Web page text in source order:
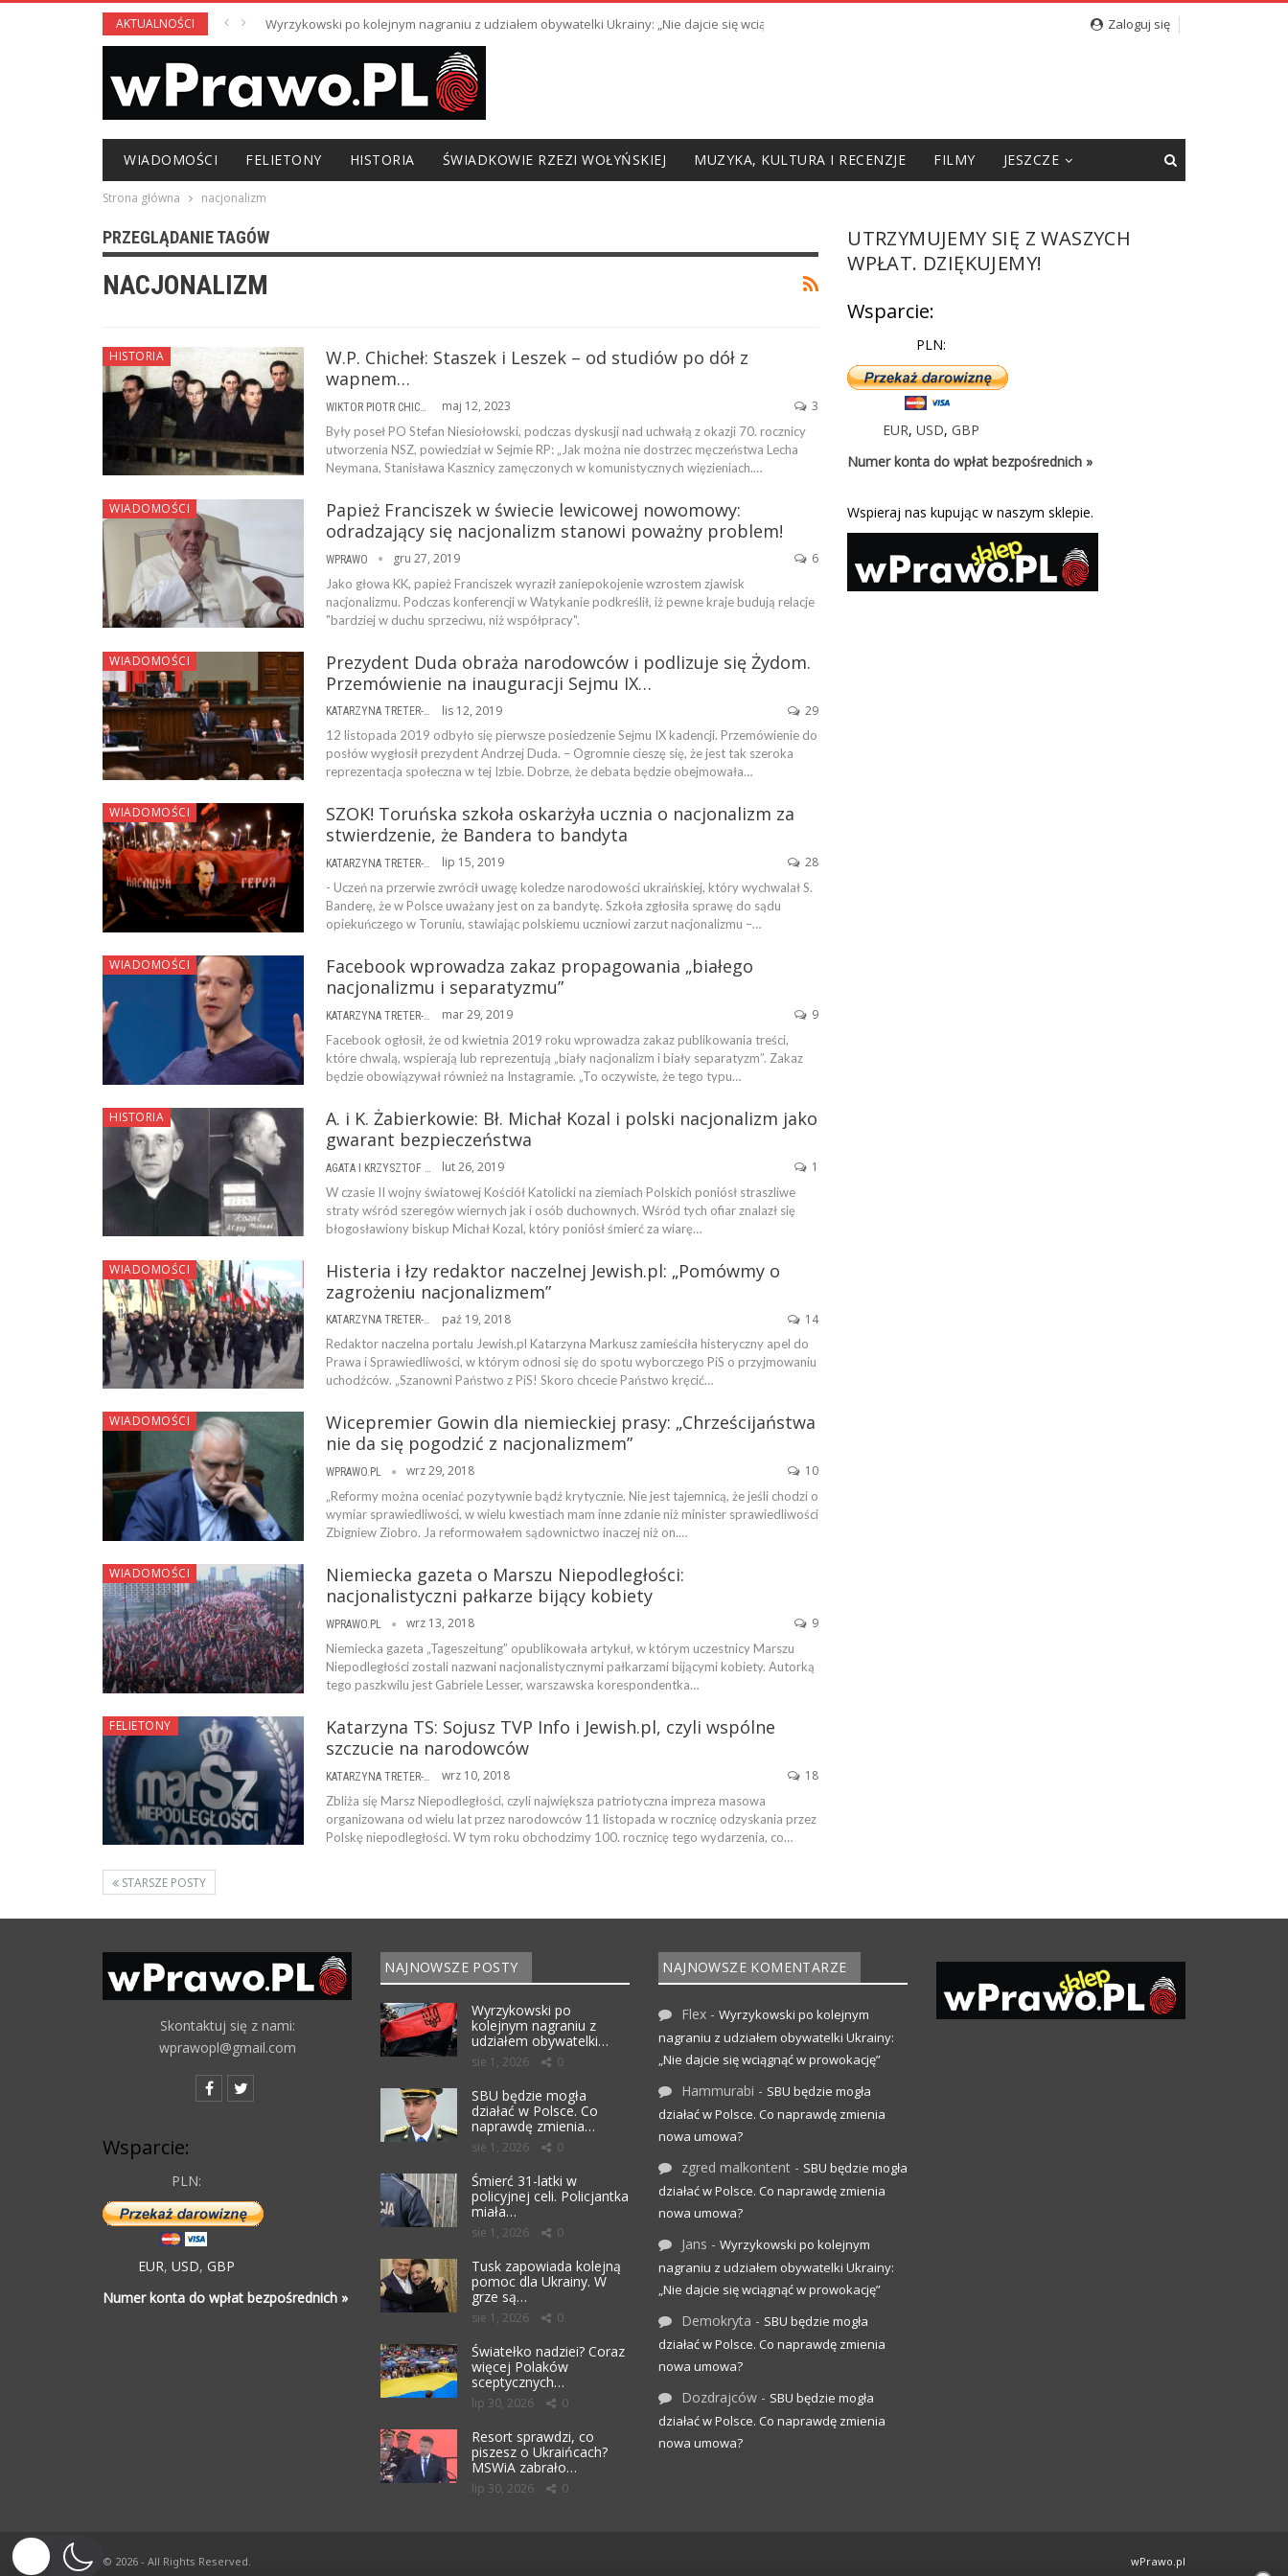
AKTUALNOŚCI Wyrzykowski po kolejnym nagraniu z udziałem obywatelki Ukrainy: „Nie dajcie się wciągnąć w prowokację” Zaloguj się
WIADOMOŚCI FELIETONY HISTORIA ŚWIADKOWIE RZEZI WOŁYŃSKIEJ MUZYKA, KULTURA I RECENZJE FILMY JESZCZE
Strona główna nacjonalizm
PRZEGLĄDANIE TAGÓW
NACJONALIZM
HISTORIA
W.P. Chicheł: Staszek i Leszek – od studiów po dół z
wapnem…
maj 12, 2023 3
Były poseł PO Stefan Niesiołowski, podczas dyskusji nad uchwałą z okazji 70. rocznicy
utworzenia NSZ, powiedział w Sejmie RP: „Jak można nie dostrzec męczeństwa Lecha
Neymana, Stanisława Kasznicy zamęczonych w komunistycznych więzieniach.…
WIADOMOŚCI
Papież Franciszek w świecie lewicowej nowomowy:
odradzający się nacjonalizm stanowi poważny problem!
WPRAWO gru 27, 2019 6
Jako głowa KK, papież Franciszek wyraził zaniepokojenie wzrostem zjawisk
nacjonalizmu. Podczas konferencji w Watykanie podkreślił, iż pewne kraje budują relacje
"bardziej w duchu sprzeciwu, niż współpracy".
WIADOMOŚCI
Prezydent Duda obraża narodowców i podlizuje się Żydom.
Przemówienie na inauguracji Sejmu IX…
KATARZYNA TRETER-SIERPIŃSKA lis 12, 2019 29
12 listopada 2019 odbyło się pierwsze posiedzenie Sejmu IX kadencji. Przemówienie do
posłów wygłosił prezydent Andrzej Duda. – Ogromnie cieszę się, że jest tak szeroka
reprezentacja społeczna w tej Izbie. Dobrze, że debata będzie obejmowała…
WIADOMOŚCI
SZOK! Toruńska szkoła oskarżyła ucznia o nacjonalizm za
stwierdzenie, że Bandera to bandyta
KATARZYNA TRETER-SIERPIŃSKA lip 15, 2019 28
- Uczeń na przerwie zwrócił uwagę koledze narodowości ukraińskiej, który wychwalał S.
Banderę, że w Polsce uważany jest on za bandytę. Szkoła zgłosiła sprawę do sądu
opiekuńczego w Toruniu, stawiając polskiemu uczniowi zarzut nacjonalizmu –…
WIADOMOŚCI
Facebook wprowadza zakaz propagowania „białego
nacjonalizmu i separatyzmu”
KATARZYNA TRETER-SIERPIŃSKA mar 29, 2019 9
Facebook ogłosił, że od kwietnia 2019 roku wprowadza zakaz publikowania treści,
które chwalą, wspierają lub reprezentują „biały nacjonalizm i biały separatyzm”. Zakaz
będzie obowiązywał również na Instagramie. „To oczywiste, że tego typu…
HISTORIA
A. i K. Żabierkowie: Bł. Michał Kozal i polski nacjonalizm jako
gwarant bezpieczeństwa
lut 26, 2019 1
W czasie II wojny światowej Kościół Katolicki na ziemiach Polskich poniósł straszliwe
straty wśród szeregów wiernych jak i osób duchownych. Wśród tych ofiar znalazł się
błogosławiony biskup Michał Kozal, który poniósł śmierć za wiarę…
WIADOMOŚCI
Histeria i łzy redaktor naczelnej Jewish.pl: „Pomówmy o
zagrożeniu nacjonalizmem”
KATARZYNA TRETER-SIERPIŃSKA paź 19, 2018 14
Redaktor naczelna portalu Jewish.pl Katarzyna Markusz zamieściła histeryczny apel do
Prawa i Sprawiedliwości, w którym odnosi się do spotu wyborczego PiS o przyjmowaniu
uchodźców. „Szanowni Państwo z PiS! Skoro chcecie Państwo kręcić…
WIADOMOŚCI
Wicepremier Gowin dla niemieckiej prasy: „Chrześcijaństwa
nie da się pogodzić z nacjonalizmem”
WPRAWO.PL wrz 29, 2018 10
„Reformy można oceniać pozytywnie bądź krytycznie. Nie jest tajemnicą, że jeśli chodzi o
wymiar sprawiedliwości, w wielu kwestiach mam inne zdanie niż minister sprawiedliwości
Zbigniew Ziobro. Ja reformowałem sądownictwo inaczej niż on.…
WIADOMOŚCI
Niemiecka gazeta o Marszu Niepodległości:
nacjonalistyczni pałkarze bijący kobiety
WPRAWO.PL wrz 13, 2018 9
Niemiecka gazeta „Tageszeitung” opublikowała artykuł, w którym uczestnicy Marszu
Niepodległości zostali nazwani nacjonalistycznymi pałkarzami bijącymi kobiety. Autorką
tego paszkwilu jest Gabriele Lesser, warszawska korespondentka…
FELIETONY
Katarzyna TS: Sojusz TVP Info i Jewish.pl, czyli wspólne
szczucie na narodowców
KATARZYNA TRETER-SIERPIŃSKA wrz 10, 2018 18
Zbliża się Marsz Niepodległości, czyli największa patriotyczna impreza masowa
organizowana od wielu lat przez narodowców 11 listopada w rocznicę odzyskania przez
Polskę niepodległości. W tym roku obchodzimy 100. rocznicę tego wydarzenia, co…
STARSZE POSTY
UTRZYMUJEMY SIĘ Z WASZYCH
WPŁAT. DZIĘKUJEMY!
Wsparcie:
PLN:
EUR,USD,GBP
Numer konta do wpłat bezpośrednich »
Wspieraj nas kupując w naszym sklepie.
Skontaktuj się z nami:
wprawopl@gmail.com
Wsparcie:
PLN:
EUR, USD, GBP
Numer konta do wpłat bezpośrednich »
NAJNOWSZE POSTY
Wyrzykowski po
kolejnym nagraniu z
udziałem obywatelki…
sie 1, 2026 0
SBU będzie mogła
działać w Polsce. Co
naprawdę zmienia…
sie 1, 2026 0
Śmierć 31-latki w
policyjnej celi. Policjantka
miała…
sie 1, 2026 0
Tusk zapowiada kolejną
pomoc dla Ukrainy. W
grze są…
sie 1, 2026 0
Światełko nadziei? Coraz
więcej Polaków
sceptycznych…
lip 30, 2026 0
Resort sprawdzi, co
piszesz o Ukraińcach?
MSWiA zabrało…
lip 30, 2026 0
NAJNOWSZE KOMENTARZE
Flex - Wyrzykowski po kolejnym
nagraniu z udziałem obywatelki Ukrainy:
„Nie dajcie się wciągnąć w prowokację”
Hammurabi - SBU będzie mogła
działać w Polsce. Co naprawdę zmienia
nowa umowa?
zgred malkontent - SBU będzie mogła
działać w Polsce. Co naprawdę zmienia
nowa umowa?
Jans - Wyrzykowski po kolejnym
nagraniu z udziałem obywatelki Ukrainy:
„Nie dajcie się wciągnąć w prowokację”
Demokryta - SBU będzie mogła
działać w Polsce. Co naprawdę zmienia
nowa umowa?
Dozdrajców - SBU będzie mogła
działać w Polsce. Co naprawdę zmienia
nowa umowa?
© 2026 - All Rights Reserved. wPrawo.pl